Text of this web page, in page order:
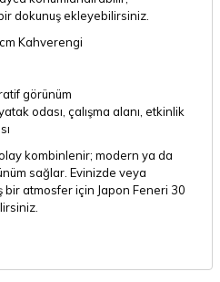
dokunuş ekleyebilirsiniz.
Kahverengi
görünüm
odası, çalışma alanı, etkinlik
kombinlenir; modern ya da
sağlar. Evinizde veya
atmosfer için Japon Feneri 30